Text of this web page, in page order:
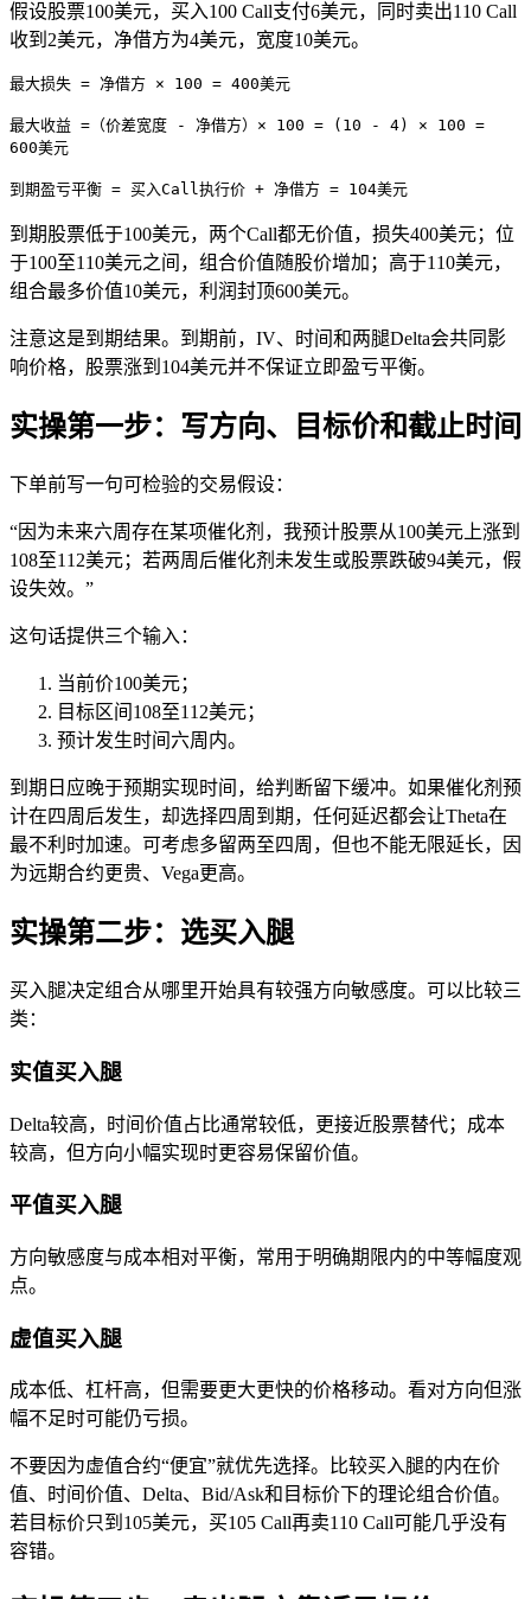
假设股票100美元，买入100 Call支付6美元，同时卖出110 Call
收到2美元，净借方为4美元，宽度10美元。
最大损失 = 净借方 × 100 = 400美元
最大收益 =（价差宽度 - 净借方）× 100 = (10 - 4) × 100 =
600美元
到期盈亏平衡 = 买入Call执行价 + 净借方 = 104美元
到期股票低于100美元，两个Call都无价值，损失400美元；位
于100至110美元之间，组合价值随股价增加；高于110美元，
组合最多价值10美元，利润封顶600美元。
注意这是到期结果。到期前，IV、时间和两腿Delta会共同影
响价格，股票涨到104美元并不保证立即盈亏平衡。
实操第一步：写方向、目标价和截止时间
下单前写一句可检验的交易假设：
“因为未来六周存在某项催化剂，我预计股票从100美元上涨到
108至112美元；若两周后催化剂未发生或股票跌破94美元，假
设失效。”
这句话提供三个输入：
当前价100美元；
目标区间108至112美元；
预计发生时间六周内。
到期日应晚于预期实现时间，给判断留下缓冲。如果催化剂预
计在四周后发生，却选择四周到期，任何延迟都会让Theta在
最不利时加速。可考虑多留两至四周，但也不能无限延长，因
为远期合约更贵、Vega更高。
实操第二步：选买入腿
买入腿决定组合从哪里开始具有较强方向敏感度。可以比较三
类：
实值买入腿
Delta较高，时间价值占比通常较低，更接近股票替代；成本
较高，但方向小幅实现时更容易保留价值。
平值买入腿
方向敏感度与成本相对平衡，常用于明确期限内的中等幅度观
点。
虚值买入腿
成本低、杠杆高，但需要更大更快的价格移动。看对方向但涨
幅不足时可能仍亏损。
不要因为虚值合约“便宜”就优先选择。比较买入腿的内在价
值、时间价值、Delta、Bid/Ask和目标价下的理论组合价值。
若目标价只到105美元，买105 Call再卖110 Call可能几乎没有
容错。